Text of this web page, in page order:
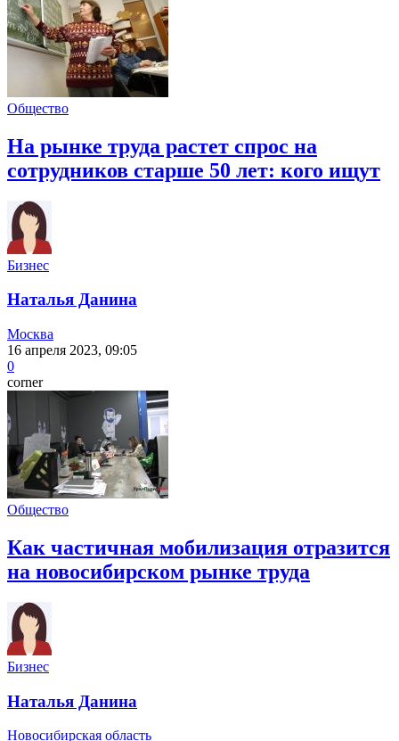
Общество
На рынке труда растет спрос на
сотрудников старше 50 лет: кого ищут
Бизнес
Наталья Данина
Москва
16 апреля 2023, 09:05
0
corner
Общество
Как частичная мобилизация отразится
на новосибирском рынке труда
Бизнес
Наталья Данина
Новосибирская область